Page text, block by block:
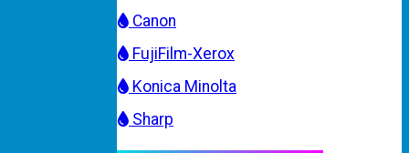
Canon
FujiFilm-Xerox
Konica Minolta
Sharp